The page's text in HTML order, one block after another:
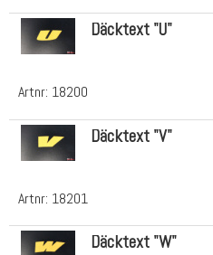
Artnr: 18200
Däcktext "U"
Artnr: 18201
Däcktext "V"
Däcktext "W"